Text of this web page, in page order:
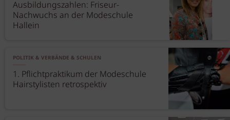
Ausbildungszahlen: Friseur-
Nachwuchs an der Modeschule
Hallein
POLITIK & VERBÄNDE & SCHULEN
1. Pflichtpraktikum der Modeschule
Hairstylisten retrospektiv